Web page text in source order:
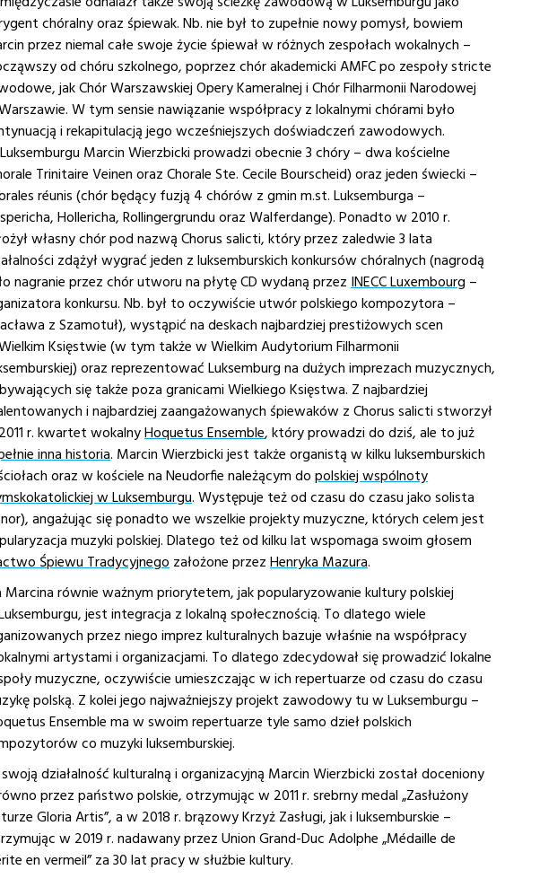
chóralny oraz śpiewak. Nb. nie był to zupełnie nowy pomysł, bowiem
przez niemal całe swoje życie śpiewał w różnych zespołach wokalnych –
od chóru szkolnego, poprzez chór akademicki AMFC po zespoły stricte
jak Chór Warszawskiej Opery Kameralnej i Chór Filharmonii Narodowej
W tym sensie nawiązanie współpracy z lokalnymi chórami było
i rekapitulacją jego wcześniejszych doświadczeń zawodowych.
Marcin Wierzbicki prowadzi obecnie 3 chóry – dwa kościelne
Trinitaire Veinen oraz Chorale Ste. Cecile Bourscheid) oraz jeden świecki –
réunis (chór będący fuzją 4 chórów z gmin m.st. Luksemburga –
Hollericha, Rollingergrundu oraz Walferdange). Ponadto w 2010 r.
własny chór pod nazwą Chorus salicti, który przez zaledwie 3 lata
zdążył wygrać jeden z luksemburskich konkursów chóralnych (nagrodą
nagranie przez chór utworu na płytę CD wydaną przezINECC Luxembourg –
konkursu. Nb. był to oczywiście utwór polskiego kompozytora –
z Szamotuł), wystąpić na deskach najbardziej prestiżowych scen
Księstwie (w tym także w Wielkim Audytorium Filharmonii
oraz reprezentować Luksemburg na dużych imprezach muzycznych,
się także poza granicami Wielkiego Księstwa. Z najbardziej
i najbardziej zaangażowanych śpiewaków z Chorus salicti stworzył
r. kwartet wokalnyHoquetus Ensemble, który prowadzi do dziś, ale to już
inna historia. Marcin Wierzbicki jest także organistą w kilku luksemburskich
oraz w kościele na Neudorfie należącym dopolskiej wspólnoty
w Luksemburgu. Występuje też od czasu do czasu jako solista
angażując się ponadto we wszelkie projekty muzyczne, których celem jest
muzyki polskiej. Dlatego też od kilku lat wspomaga swoim głosem
Śpiewu Tradycyjnegozałożone przezHenryka Mazura.
Marcina równie ważnym priorytetem, jak popularyzowanie kultury polskiej
jest integracja z lokalną społecznością. To dlatego wiele
przez niego imprez kulturalnych bazuje właśnie na współpracy
artystami i organizacjami. To dlatego zdecydował się prowadzić lokalne
muzyczne, oczywiście umieszczając w ich repertuarze od czasu do czasu
polską. Z kolei jego najważniejszy projekt zawodowy tu w Luksemburgu –
Ensemble ma w swoim repertuarze tyle samo dzieł polskich
co muzyki luksemburskiej.
działalność kulturalną i organizacyjną Marcin Wierzbicki został doceniony
przez państwo polskie, otrzymując w 2011 r. srebrny medal „Zasłużony
Gloria Artis”, a w 2018 r. brązowy Krzyż Zasługi, jak i luksemburskie –
w 2019 r. nadawany przez Union Grand-Duc Adolphe „Médaille de
en vermeil” za 30 lat pracy w służbie kultury.